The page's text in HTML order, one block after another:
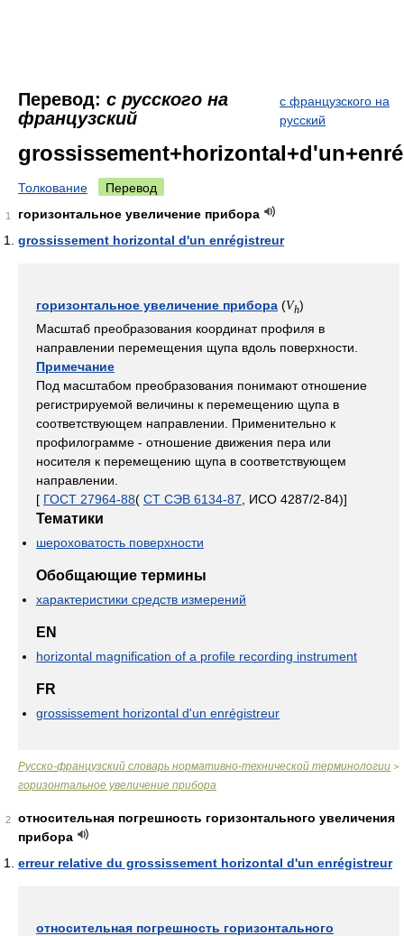
Перевод: с русского на
французский
с французского на
русский
Толкование Перевод
1
горизонтальное увеличение прибора
grossissement horizontal d'un enrégistreur
горизонтальное увеличение прибора (Vh)
Масштаб преобразования координат профиля в
направлении перемещения щупа вдоль поверхности.
Примечание
Под масштабом преобразования понимают отношение
регистрируемой величины к перемещению щупа в
соответствующем направлении. Применительно к
профилограмме - отношение движения пера или
носителя к перемещению щупа в соответствующем
направлении.
[ ГОСТ 27964-88( СТ СЭВ 6134-87 , ИСО 4287/2-84)]
Тематики
шероховатость поверхности
Обобщающие термины
характеристики средств измерений
EN
horizontal magnification of a profile recording instrument
FR
grossissement horizontal d'un enrégistreur
Русско-французский словарь нормативно-технической терминологии >
горизонтальное увеличение прибора
2
относительная погрешность горизонтального увеличения
прибора
erreur relative du grossissement horizontal d'un enrégistreur
относительная погрешность горизонтального